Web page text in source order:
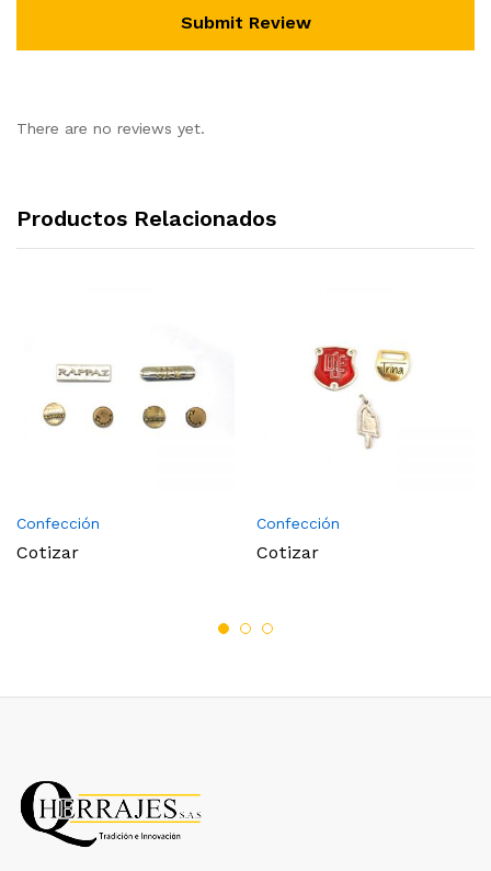
There are no reviews yet.
Productos Relacionados
Confección
Cotizar
Confección
Cotizar